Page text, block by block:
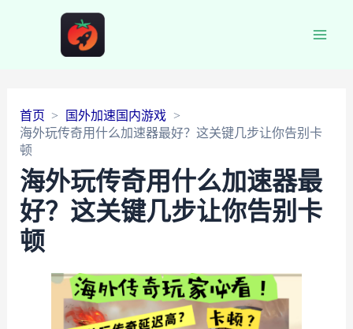
首页
国外加速国内游戏
海外玩传奇用什么加速器最好？这关键几步让你告别卡
顿
海外玩传奇用什么加速器最
好？这关键几步让你告别卡
顿